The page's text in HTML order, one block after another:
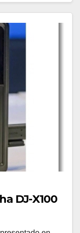
DJ-X100